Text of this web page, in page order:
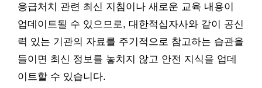
응급처치 관련 최신 지침이나 새로운 교육 내용이
업데이트될 수 있으므로, 대한적십자사와 같이 공신
력 있는 기관의 자료를 주기적으로 참고하는 습관을
들이면 최신 정보를 놓치지 않고 안전 지식을 업데
이트할 수 있습니다.